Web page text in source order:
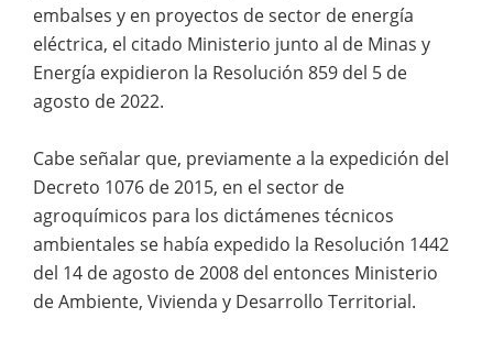
embalses y en proyectos de sector de energía
eléctrica, el citado Ministerio junto al de Minas y
Energía expidieron la Resolución 859 del 5 de
agosto de 2022.
Cabe señalar que, previamente a la expedición del
Decreto 1076 de 2015, en el sector de
agroquímicos para los dictámenes técnicos
ambientales se había expedido la Resolución 1442
del 14 de agosto de 2008 del entonces Ministerio
de Ambiente, Vivienda y Desarrollo Territorial.